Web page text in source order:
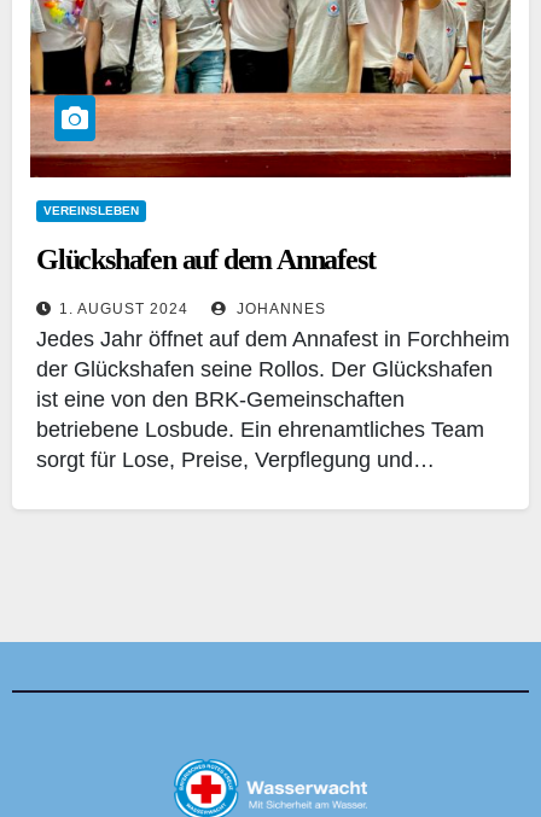
VEREINSLEBEN
Glückshafen auf dem Annafest
1. AUGUST 2024 JOHANNES
Jedes Jahr öffnet auf dem Annafest in Forchheim
der Glückshafen seine Rollos. Der Glückshafen
ist eine von den BRK-Gemeinschaften
betriebene Losbude. Ein ehrenamtliches Team
sorgt für Lose, Preise, Verpflegung und…